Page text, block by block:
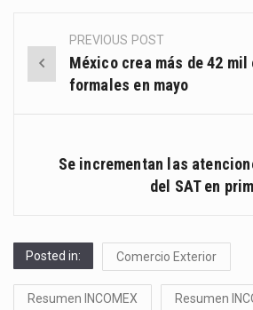
Post
navigation
PREVIOUS POST
México crea más de 42 mil
formales en mayo
Se incrementan las
del SAT en
Posted in: Comercio Exterior
Resumen INCOMEX Resumen